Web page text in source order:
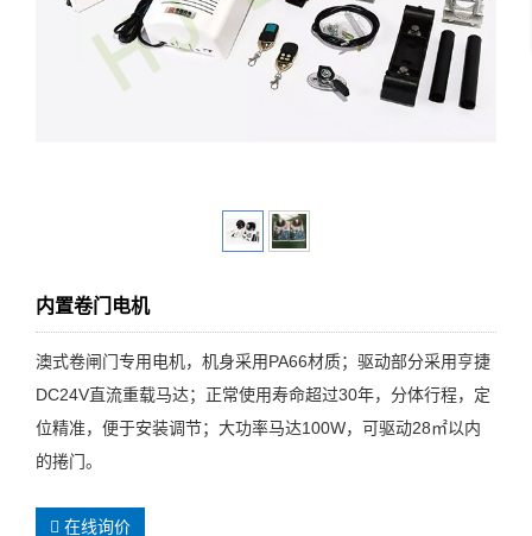
内置卷门电机
澳式卷闸门专用电机，机身采用PA66材质；驱动部分采用亨捷
DC24V直流重载马达；正常使用寿命超过30年，分体行程，定
位精准，便于安装调节；大功率马达100W，可驱动28㎡以内
的捲门。
在线询价